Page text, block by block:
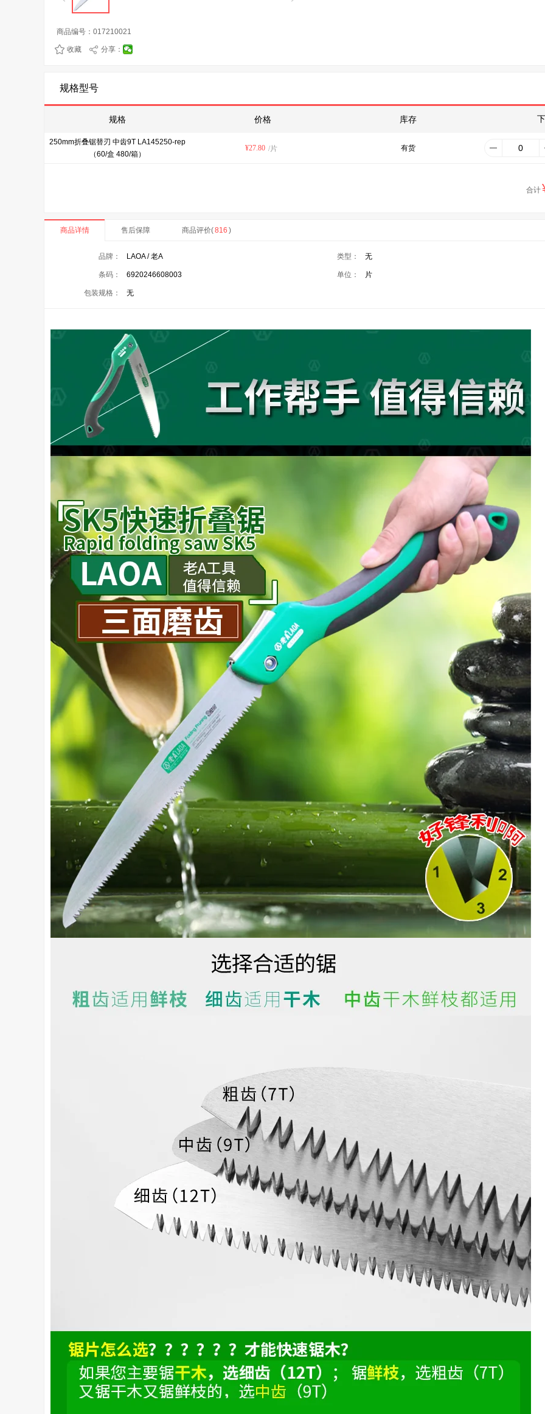
商品编号： 017210021
收藏 分享：
规格型号
规格 价格 库存
250mm折叠锯替刃 中齿9T LA145250-rep
（60/盒 480/箱）
¥27.80 /片 有货
合计
商品详情 售后保障 商品评价(816 )
品牌： LAOA / 老A 类型： 无
条码： 6920246608003 单位： 片
包装规格： 无